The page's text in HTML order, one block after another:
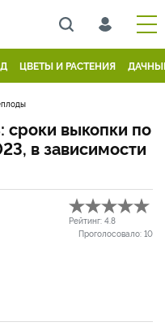
ЦВЕТЫ И РАСТЕНИЯ
сроки выкопки по
в зависимости
Рейтинг: 4.8
Проголосовало: 10